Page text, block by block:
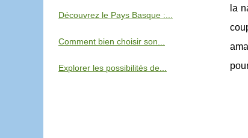
la
Découvrez le Pays Basque :...
Comment bien choisir son...
Explorer les possibilités de...